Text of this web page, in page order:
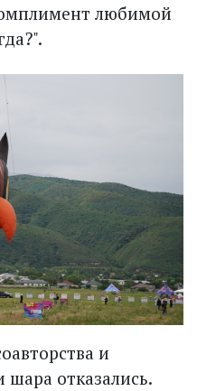
любимой
и
шара отказались.